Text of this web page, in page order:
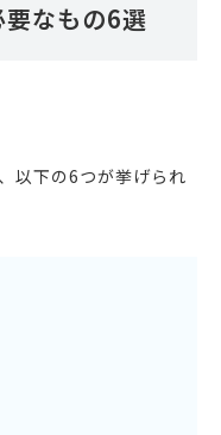
なもの6選
以下の6つが挙げられ